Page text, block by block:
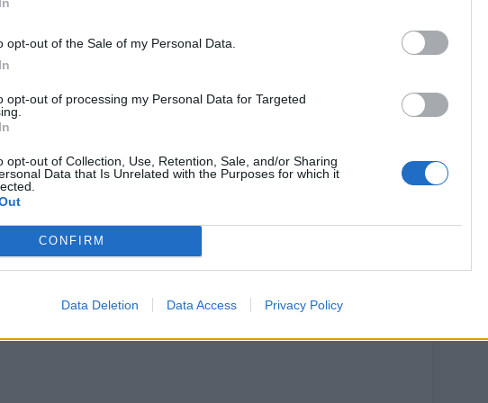
opt-out of the Sale of my Personal Data.
opt-out of processing my Personal Data for Targeted
opt-out of Collection, Use, Retention, Sale, and/or Sharing
Data that Is Unrelated with the Purposes for which it
CONFIRM
Data Deletion Data Access Privacy Policy
οι επιχειρήσεις «δεν υπάρχουν σε αφθονία στην
οργανισμοί να επιλέγουν να επενδύουν στην
τους. «Ιδανικό είναι να κρατήσω τον
κυνήγι του ταλέντου», ανέφερε. Τη συζήτηση
W2 Strategy
την Tsomokos Communications.